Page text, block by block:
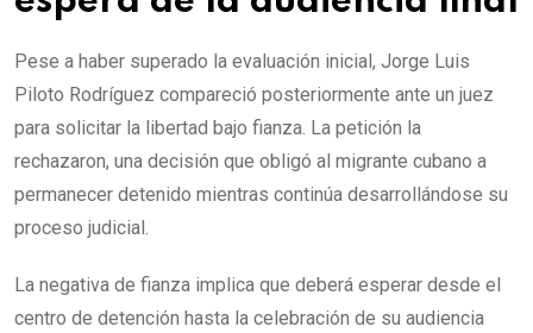
Pese a haber superado la evaluación inicial, Jorge Luis
Piloto Rodríguez compareció posteriormente ante un juez
para solicitar la libertad bajo fianza. La petición la
rechazaron, una decisión que obligó al migrante cubano a
permanecer detenido mientras continúa desarrollándose su
proceso judicial.
La negativa de fianza implica que deberá esperar desde el
centro de detención hasta la celebración de su audiencia